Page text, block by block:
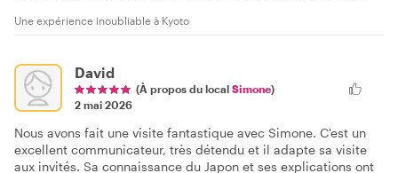
Une expérience inoubliable à Kyoto
David
(À propos du local Simone)
2 mai 2026
Nous avons fait une visite fantastique avec Simone. C'est un
excellent communicateur, très détendu et il adapte sa visite
aux invités. Sa connaissance du Japon et ses explications ont